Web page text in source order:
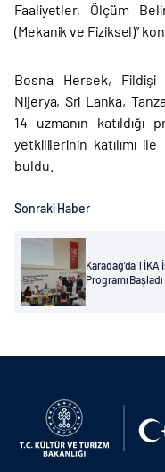
Faaliyetler, Ölçüm
(Mekanik ve Fiziksel)”
Bosna Hersek, Fildişi
Nijerya, Sri Lanka,
14 uzmanın katıldığı
yetkililerinin katılımı
buldu.
Sonraki Haber
Karadağ’da
Programı Başladı